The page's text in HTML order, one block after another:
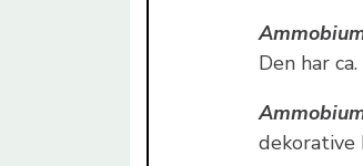
Den har
dekorative